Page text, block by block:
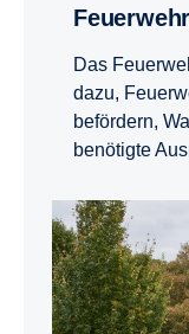
Das
dazu,
befördern,
benötigte